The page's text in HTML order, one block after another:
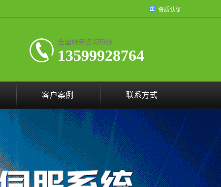
资质认证
全国服务咨询热线:
13599928764
客户案例 联系方式